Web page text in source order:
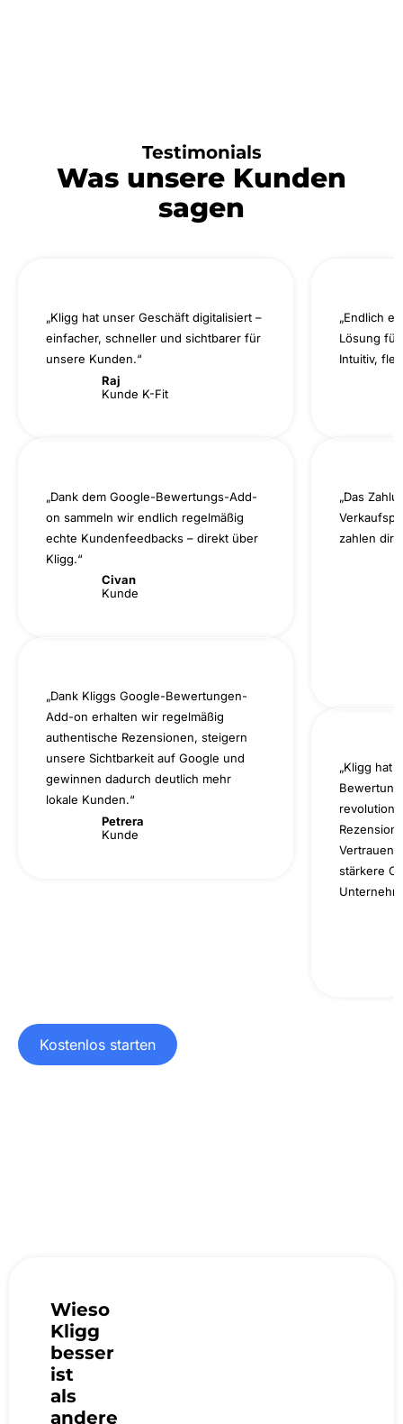
Testimonials
Was unsere Kunden
sagen
„Kligg hat unser Geschäft digitalisiert –
einfacher, schneller und sichtbarer für
unsere Kunden.“
Raj
Kunde K-Fit
„Dank dem Google-Bewertungs-Add-
on sammeln wir endlich regelmäßig
echte Kundenfeedbacks – direkt über
Kligg.“
Civan
Kunde
„Dank Kliggs Google-Bewertungen-
Add-on erhalten wir regelmäßig
authentische Rezensionen, steigern
unsere Sichtbarkeit auf Google und
gewinnen dadurch deutlich mehr
lokale Kunden.“
Petrera
Kunde
„Endlich
Lösung
Intuitiv,
„Das
zahlen
„Kligg hat
Vertrauen,
stärkere
Kostenlos starten
Wieso
Kligg
besser
ist
als
andere